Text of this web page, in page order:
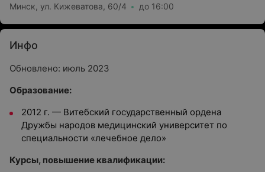
Минск, ул. Кижеватова, 60/4 до 16:00
Инфо
Обновлено: июль 2023
Образование:
2012 г. — Витебский государственный ордена
Дружбы народов медицинский университет по
специальности «лечебное дело»
Курсы, повышение квалификации: